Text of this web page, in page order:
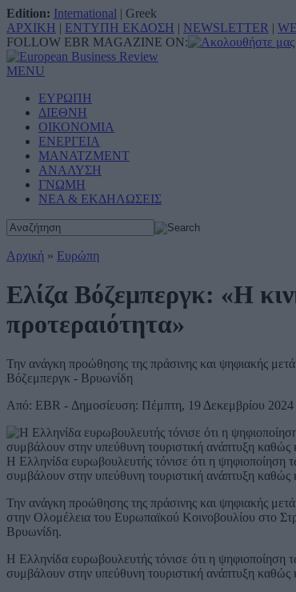
Edition: International | Greek
ΑΡΧΙΚΗ | ΕΝΤΥΠΗ ΕΚΔΟΣΗ | NEWSLETTER |
FOLLOW EBR MAGAZINE ON:
MENU
ΕΥΡΩΠΗ
ΔΙΕΘΝΗ
ΟΙΚΟΝΟΜΙΑ
ΕΝΕΡΓΕΙΑ
ΜΑΝΑΤΖΜΕΝΤ
ΑΝΑΛΥΣΗ
ΓΝΩΜΗ
ΝΕΑ & ΕΚΔΗΛΩΣΕΙΣ
Αρχική » Ευρώπη
Ελίζα Βόζεμπεργκ: «Η
προτεραιότητα»
Την ανάγκη προώθησης της πράσινης και ψηφιακής
Βόζεμπεργκ - Βρυωνίδη
Από: EBR - Δημοσίευση: Πέμπτη, 19 Δεκεμβρίου 2024
Η Ελληνίδα ευρωβουλευτής τόνισε ότι η ψηφιοποίηση
συμβάλουν στην υπεύθυνη τουριστική ανάπτυξη
Την ανάγκη προώθησης της πράσινης και ψηφιακής
στην Ολομέλεια του Ευρωπαϊκού Κοινοβουλίου στο
Βρυωνίδη.
Η Ελληνίδα ευρωβουλευτής τόνισε ότι η ψηφιοποίηση
συμβάλουν στην υπεύθυνη τουριστική ανάπτυξη